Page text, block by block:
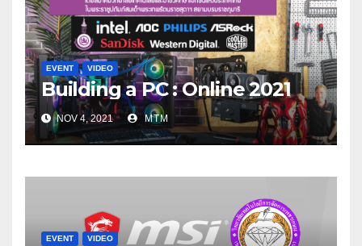
EVENT VIDEO
Building a PC : Online 2021
NOV 4, 2021 MTM
EVENT VIDEO